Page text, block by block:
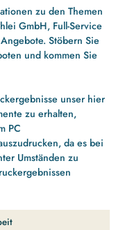
zu den Themen
GmbH, Full-Service
Stöbern Sie
und kommen Sie
unser hier
zu erhalten,
PC
da es bei
Umständen zu